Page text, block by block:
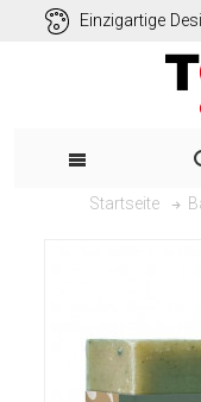
Einzigartige
Startseite